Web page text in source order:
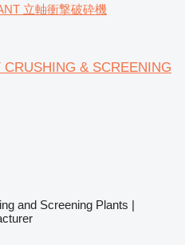
立軸衝撃破砕機
& SCREENING
and Screening Plants |